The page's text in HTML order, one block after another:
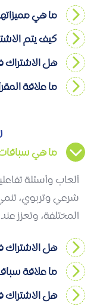
ما هي
كيف يتم
هل الاشتراك
ما علاقة
ما هي
ألعاب وأسئلة
شرعي وتربوي،
المختلفة، وتعزز
هل
ما علاقة
هل الاشتراك